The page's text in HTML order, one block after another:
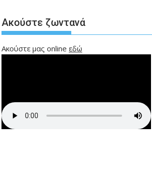
Ακούστε ζωντανά
Ακούστε μας online εδώ